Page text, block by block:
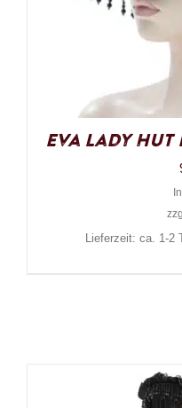
Eva Lady
Lieferzeit: ca. 1-2